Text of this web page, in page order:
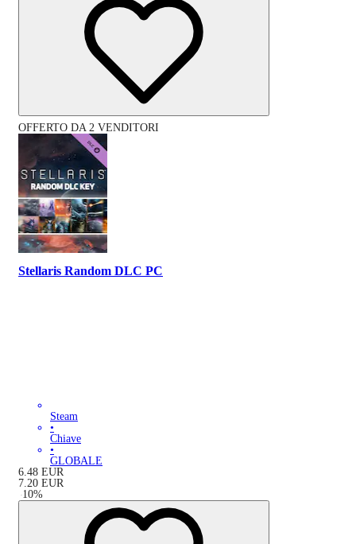
OFFERTO DA 2 VENDITORI
Stellaris Random DLC PC
Steam
•
Chiave
•
GLOBALE
6.48 EUR
7.20 EUR
-10%